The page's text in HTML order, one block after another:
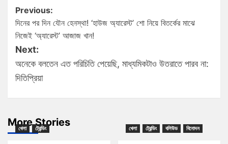
Previous:
দিনের পর দিন যৌন হেনস্থা! ‘হাউজ অ্যারেস্ট’ শো নিয়ে বিতর্কের মাঝে
নিজেই ‘অ্যারেস্ট’ আজাজ খান!
Next:
অনেকে বলতেন এত পরিচিতি পেয়েছি, মাধ্যমিকটাও উতরাতে পারব না:
দিতিপ্রিয়া
More Stories
খেলা ট্রেন্ডিং খেলা ট্রেন্ডিং বলিউড বিনোদন